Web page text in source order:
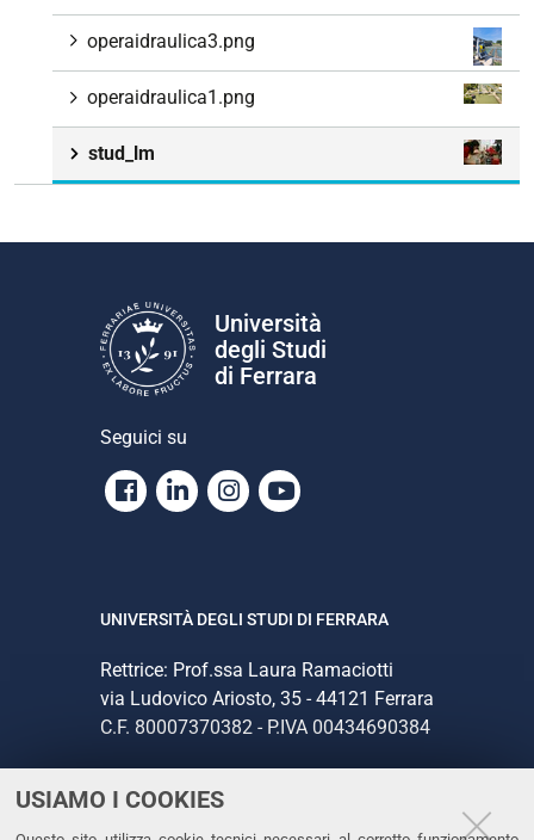
USIAMO I COOKIES
operaidraulica3.png
operaidraulica1.png
stud_lm
Università
degli Studi
di Ferrara
Seguici su
Facebook
LinkedinInstagram
Youtube
UNIVERSITÀ DEGLI STUDI DI FERRARA
Rettrice: Prof.ssa Laura Ramaciotti
via Ludovico Ariosto, 35 - 44121 Ferrara
C.F. 80007370382 - P.IVA 00434690384
CONTATTI